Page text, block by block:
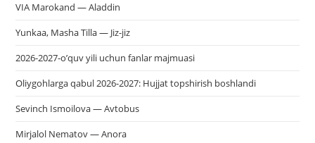
VIA Marokand — Aladdin
Yunkaa, Masha Tilla — Jiz-jiz
2026-2027-o’quv yili uchun fanlar majmuasi
Oliygohlarga qabul 2026-2027: Hujjat topshirish boshlandi
Sevinch Ismoilova — Avtobus
Mirjalol Nematov — Anora